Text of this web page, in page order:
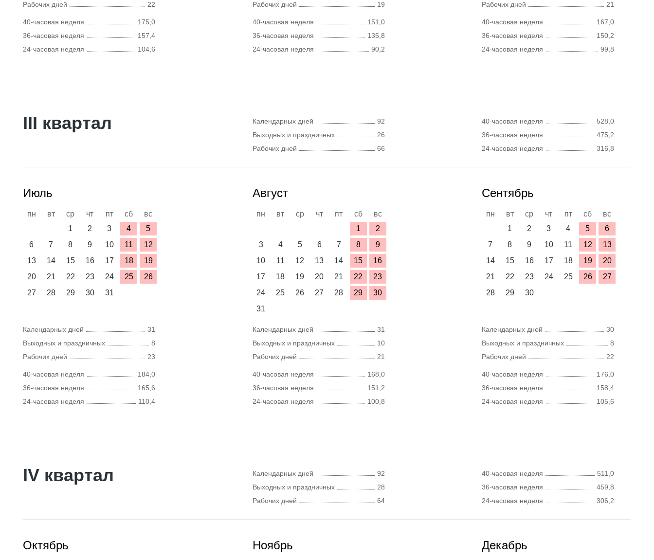
Рабочих дней
22
40-часовая неделя
175,0
36-часовая неделя
157,4
24-часовая неделя
104,6
Рабочих дней
19
40-часовая неделя
151,0
36-часовая неделя
135,8
24-часовая неделя
90,2
Рабочих дней
21
40-часовая неделя
167,0
36-часовая неделя
150,2
24-часовая неделя
99,8
III квартал Календарных дней
92
Выходных и праздничных
26
Рабочих дней
66
40-часовая неделя
528,0
36-часовая неделя
475,2
24-часовая неделя
316,8
Июль
пн вт ср чт пт сб
вс
1
2 3 4
5
6
7 8 9 10 11
12
13
14 15 16 17 18
19
20
21 22 23 24 25
26
27
28 29 30 31
Календарных дней
31
Выходных и праздничных
8
Рабочих дней
23
40-часовая неделя
184,0
36-часовая неделя
165,6
24-часовая неделя
110,4
Август
пн вт ср чт пт сб
вс
1
2
3
4 5 6 7 8
9
10
11 12 13 14 15
16
17
18 19 20 21 22
23
24
25 26 27 28 29
30
31
Календарных дней
31
Выходных и праздничных
10
Рабочих дней
21
40-часовая неделя
168,0
36-часовая неделя
151,2
24-часовая неделя
100,8
Сентябрь
пн вт ср чт пт сб
вс
1
2 3 4 5
6
7
8 9 10 11 12
13
14
15 16 17 18 19
20
21
22 23 24 25 26
27
28
29 30
Календарных дней
30
Выходных и праздничных
8
Рабочих дней
22
40-часовая неделя
176,0
36-часовая неделя
158,4
24-часовая неделя
105,6
IV квартал Календарных дней
92
Выходных и праздничных
28
Рабочих дней
64
40-часовая неделя
511,0
36-часовая неделя
459,8
24-часовая неделя
306,2
Октябрь Ноябрь Декабрь